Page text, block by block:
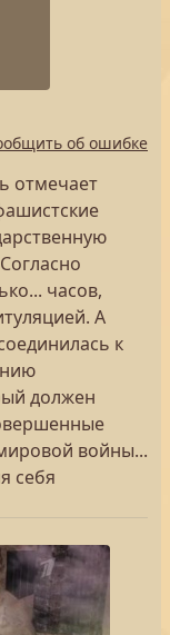
об ошибке
отмечает
часов,
А
к
должен
войны...
себя